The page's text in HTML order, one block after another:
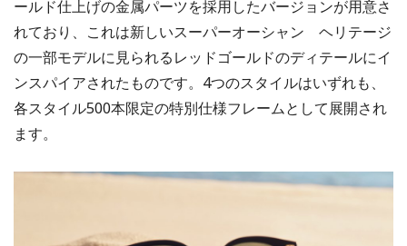
ールド仕上げの金属パーツを採用したバージョンが用意さ
れており、これは新しいスーパーオーシャン ヘリテージ
の一部モデルに見られるレッドゴールドのディテールにイ
ンスパイアされたものです。4つのスタイルはいずれも、
各スタイル500本限定の特別仕様フレームとして展開され
ます。